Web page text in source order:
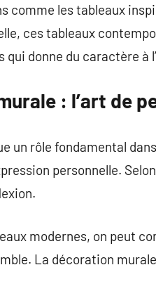
comme les tableaux
ces tableaux
donne du caractère à
: l’art de
un rôle fondamental
personnelle.
modernes, on peut
La décoration